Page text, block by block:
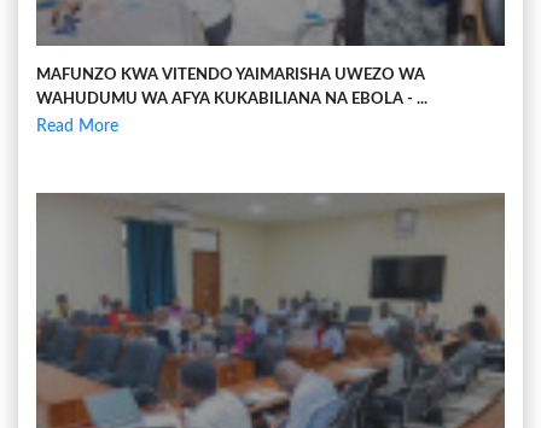
MAFUNZO KWA VITENDO YAIMARISHA UWEZO WA
WAHUDUMU WA AFYA KUKABILIANA NA EBOLA - ...
Read More